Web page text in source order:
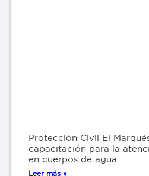
Protección Civil El
capacitación para la
en cuerpos de agua
Leer más »